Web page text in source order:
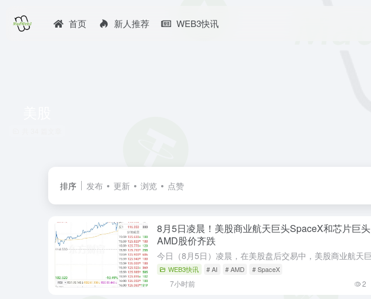
首页 新人推荐 WEB3快讯
排序 发布 更新 浏览 点赞
8月5日凌晨！美股商业航天巨头SpaceX和芯片巨头
AMD股价齐跌
WEB3快讯 # AI # AMD # SpaceX
7小时前 2